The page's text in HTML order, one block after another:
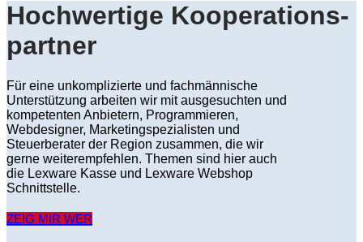
Hochwertige Kooperations­
partner
Für eine unkomplizierte und fachmännische
Unterstützung arbeiten wir mit ausgesuchten und
kompetenten Anbietern, Programmieren,
Webdesigner, Marketingspezialisten und
Steuerberater der Region zusammen, die wir
gerne weiterempfehlen. Themen sind hier auch
die Lexware Kasse und Lexware Webshop
Schnittstelle.
ZEIG MIR WER